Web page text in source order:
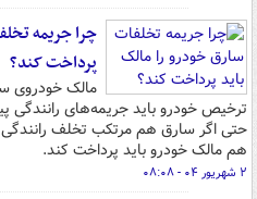
چرا جریمه
پرداخت کند؟
مالک خودروی
ترخیص خودرو باید جریمه‌های رانندگی
حتی اگر سارق هم مرتکب تخلف
هم مالک خودرو باید پرداخت کند.
۲ شهریور ۰۴ - ۰۸:۰۸